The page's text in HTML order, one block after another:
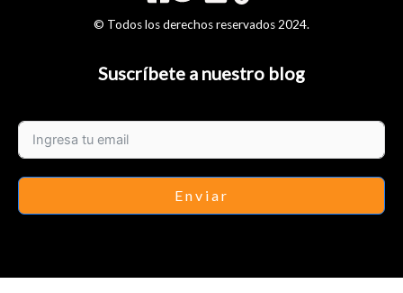
© Todos los derechos reservados 2024.
Suscríbete a nuestro blog
Enviar